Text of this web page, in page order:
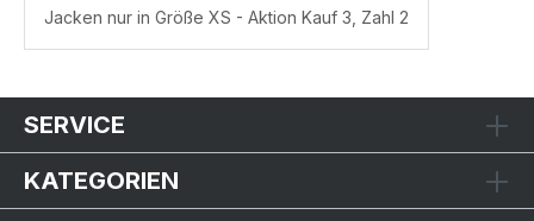
Jacken nur in Größe XS - Aktion Kauf 3, Zahl 2
SERVICE
KATEGORIEN